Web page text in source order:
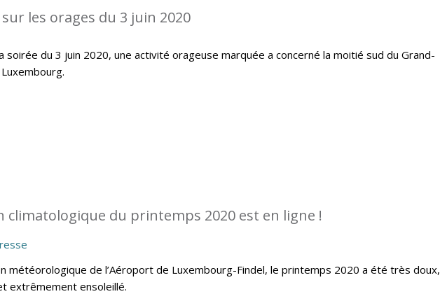
les orages du 3 juin 2020
soirée du 3 juin 2020, une activité orageuse marquée a concerné la moitié sud du Grand-
climatologique du printemps 2020 est en ligne !
météorologique de l’Aéroport de Luxembourg-Findel, le printemps 2020 a été très doux,
extrêmement ensoleillé.